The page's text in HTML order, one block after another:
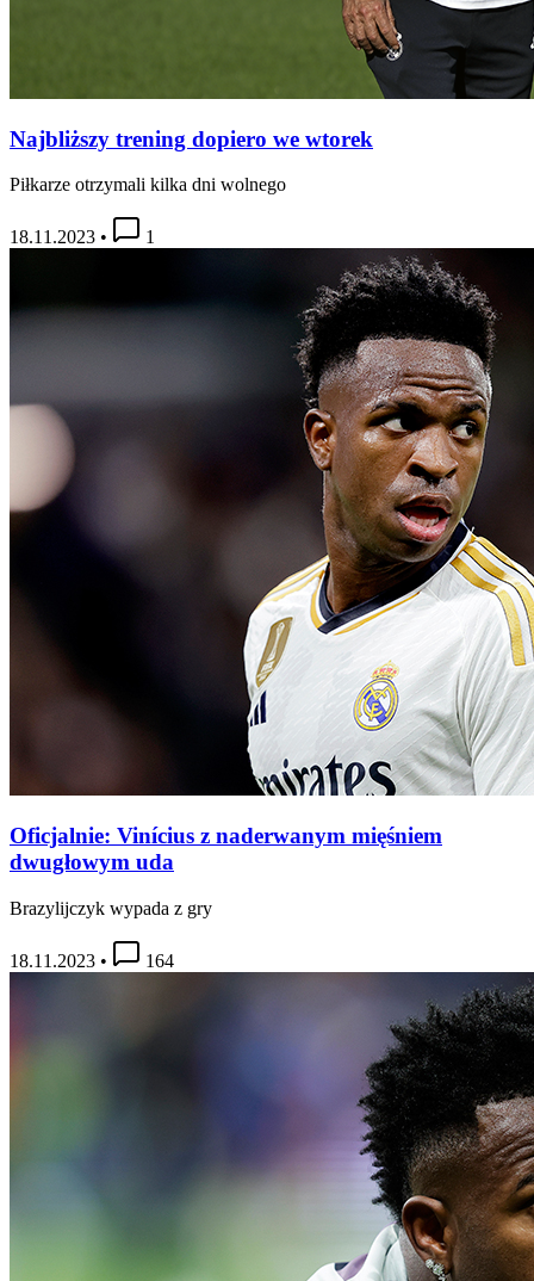
Najbliższy trening dopiero we wtorek
Piłkarze otrzymali kilka dni wolnego
18.11.2023 • 1
Oficjalnie: Vinícius z naderwanym mięśniem
dwugłowym uda
Brazylijczyk wypada z gry
18.11.2023 • 164